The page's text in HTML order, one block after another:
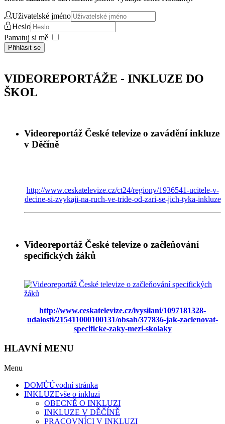
Uživatelské jméno
Heslo
Pamatuj si mě
Přihlásit se
VIDEOREPORTÁŽE - INKLUZE DO
ŠKOL
Videoreportáž České televize o zavádění inkluze
v Děčíně
http://www.ceskatelevize.cz/ct24/regiony/1936541-ucitele-v-
decine-si-zvykaji-na-ruch-ve-tride-od-zari-se-jich-tyka-inkluze
Videoreportáž České televize o začleňování
specifických žáků
http://www.ceskatelevize.cz/ivysilani/1097181328-
udalosti/215411000100131/obsah/377836-jak-zaclenovat-
specificke-zaky-mezi-skolaky
HLAVNÍ MENU
Menu
DOMŮÚvodní stránka
INKLUZEvše o inkluzi
OBECNĚ O INKLUZI
INKLUZE V DĚČÍNĚ
PRACOVNÍCI V INKLUZI